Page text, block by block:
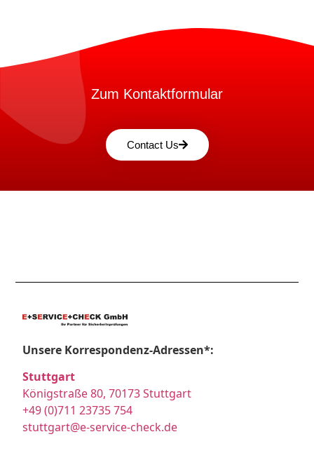
Zum Kontaktformular
Contact Us
Unsere Korrespondenz-Adressen*:
Stuttgart
Königstraße 80, 70173 Stuttgart
+49 (0)711 23735 754
stuttgart@e-service-check.de